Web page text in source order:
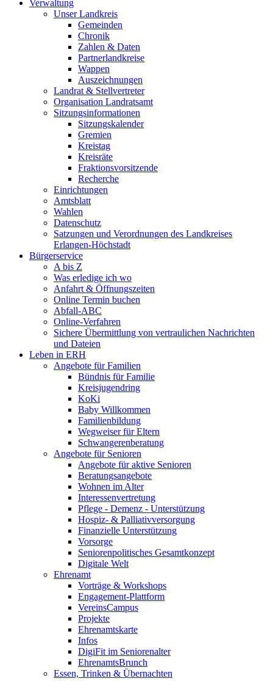
Verwaltung
Unser Landkreis
Gemeinden
Chronik
Zahlen & Daten
Partnerlandkreise
Wappen
Auszeichnungen
Landrat & Stellvertreter
Organisation Landratsamt
Sitzungsinformationen
Sitzungskalender
Gremien
Kreistag
Kreisräte
Fraktionsvorsitzende
Recherche
Einrichtungen
Amtsblatt
Wahlen
Datenschutz
Satzungen und Verordnungen des Landkreises
Erlangen-Höchstadt
Bürgerservice
A bis Z
Was erledige ich wo
Anfahrt & Öffnungszeiten
Online Termin buchen
Abfall-ABC
Online-Verfahren
Sichere Übermittlung von vertraulichen Nachrichten
und Dateien
Leben in ERH
Angebote für Familien
Bündnis für Familie
Kreisjugendring
KoKi
Baby Willkommen
Familienbildung
Wegweiser für Eltern
Schwangerenberatung
Angebote für Senioren
Angebote für aktive Senioren
Beratungsangebote
Wohnen im Alter
Interessenvertretung
Pflege - Demenz - Unterstützung
Hospiz- & Palliativversorgung
Finanzielle Unterstützung
Vorsorge
Seniorenpolitisches Gesamtkonzept
Digitale Welt
Ehrenamt
Vorträge & Workshops
Engagement-Plattform
VereinsCampus
Projekte
Ehrenamtskarte
Infos
DigiFit im Seniorenalter
EhrenamtsBrunch
Essen, Trinken & Übernachten